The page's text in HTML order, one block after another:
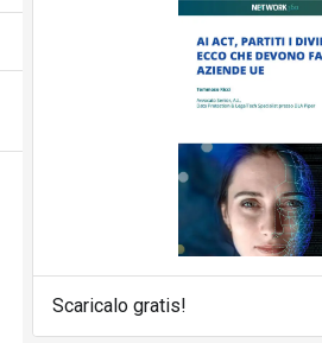
Scaricalo gratis!